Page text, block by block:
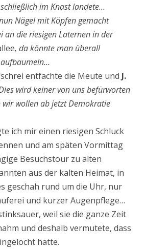
im Knast landete…
Nägel mit Köpfen gemacht
an die riesigen Laternen in der
, da könnte man überall
entfachte die Meute und J.
wird keiner von uns befürworten
wir wollen ab jetzt Demokratie
ich mir einen riesigen Schluck
und am späten Vor­mittag
Besuchstour zu alten
aus der kalten Heimat, in
geschah rund um die Uhr, nur
und kurzer Augen­pflege…
weil sie die ganze Zeit
und deshalb vermutete, dass
hatte.